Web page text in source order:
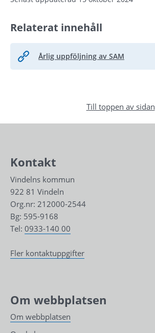
Relaterat innehåll
Årlig uppföljning av SAM
Till toppen av sidan
Kontakt
Vindelns kommun
922 81 Vindeln
Org.nr: 212000-2544
Bg: 595-9168
Tel: 0933-140 00
Fler kontaktuppgifter
Om webbplatsen
Om webbplatsen